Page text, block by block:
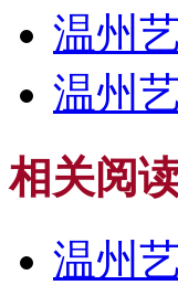
温州
温州
相关阅读
温州